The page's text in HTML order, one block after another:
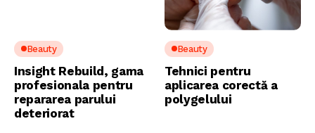
Beauty
Insight Rebuild, gama
profesionala pentru
repararea parului
deteriorat
Beauty
Tehnici pentru
aplicarea corectă a
polygelului